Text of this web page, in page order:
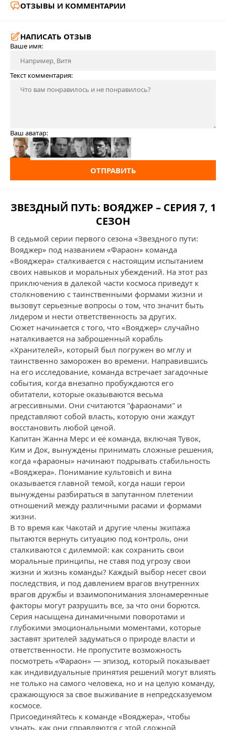
ОТЗЫВЫ И КОММЕНТАРИИ
НАПИСАТЬ ОТЗЫВ
Ваше имя:
Текст комментария:
Ваш аватар:
ОТПРАВИТЬ
ЗВЕЗДНЫЙ ПУТЬ: ВОЯДЖЕР – СЕРИЯ 7, 1
СЕЗОН
В седьмой серии первого сезона «Звездного пути:
Вояджер» под названием «Фараон» команда
«Вояджера» сталкивается с настоящим испытанием
своих навыков и моральных убеждений. На этот раз
приключения в далекой части космоса приведут к
столкновению с таинственными формами жизни и
вызовут серьезные вопросы о том, что значит быть
лидером и нести ответственность за других.
Сюжет начинается с того, что «Вояджер» случайно
наталкивается на заброшенный корабль
«Хранителей», который был погружен во мглу и
таинственно заморожен во времени. Направившись
на его исследование, команда встречает загадочные
события, когда внезапно пробуждаются его
обитатели, которые оказываются весьма
агрессивными. Они считаются "фараонами" и
представляют собой власть, которую они жаждут
восстановить любой ценой.
Капитан Жанна Мерс и её команда, включая Тувок,
Ким и Док, вынуждены принимать сложные решения,
когда «фараоны» начинают подрывать стабильность
«Вояджера». Понимание культовich и вина
оказывается главной темой, когда наши герои
вынуждены разбираться в запутанном плетении
отношений между различными расами и формами
жизни.
В то время как Чакотай и другие члены экипажа
пытаются вернуть ситуацию под контроль, они
сталкиваются с дилеммой: как сохранить свои
моральные принципы, не ставя под угрозу свои
жизни и жизнь команды? Каждый выбор несет свои
последствия, и под давлением врагов внутренних
врагов дружбы и взаимопонимания злонамеренные
факторы могут разрушить все, за что они борются.
Серия насыщена динамичными поворотами и
глубокими эмоциональными моментами, которые
заставят зрителей задуматься о природе власти и
ответственности. Не пропустите возможность
посмотреть «Фараон» — эпизод, который показывает
как индивидуальные принятия решений могут влиять
не только на самого человека, но и на целую команду,
сражающуюся за свое выживание в непредсказуемом
космосе.
Присоединяйтесь к команде «Вояджера», чтобы
узнать, как они справляются с этой сложной